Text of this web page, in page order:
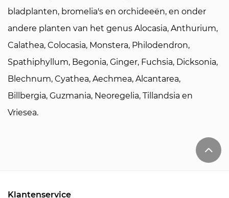
bladplanten, bromelia's en orchideeën, en onder
andere planten van het genus Alocasia, Anthurium,
Calathea, Colocasia, Monstera, Philodendron,
Spathiphyllum, Begonia, Ginger, Fuchsia, Dicksonia,
Blechnum, Cyathea, Aechmea, Alcantarea,
Billbergia, Guzmania, Neoregelia, Tillandsia en
Vriesea.
Klantenservice